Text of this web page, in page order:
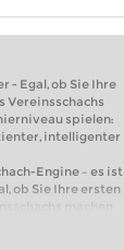
- Egal, ob Sie Ihre
Vereinsschachs
spielen:
intelligenter
Engine – es ist
ob Sie Ihre ersten
machen
spielen: Mit
intelligenter und